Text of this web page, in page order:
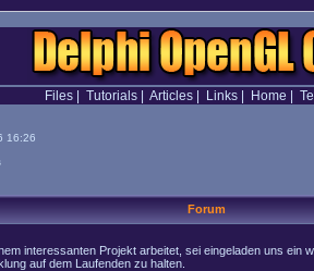
Files| Tutorials| Articles| Links| Home
16:26
Forum
interessanten Projekt arbeitet, sei eingeladen uns ein
auf dem Laufenden zu halten.